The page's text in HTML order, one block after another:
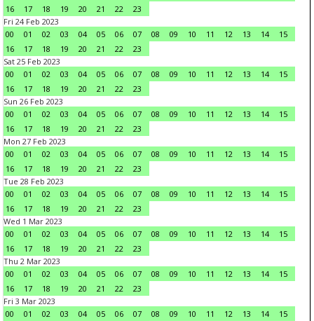
16
17 18 19 20 21 22
23
Fri 24 Feb 2023
00
01 02 03 04 05 06 07 08 09 10 11 12 13 14
15
16
17 18 19 20 21 22
23
Sat 25 Feb 2023
00
01 02 03 04 05 06 07 08 09 10 11 12 13 14
15
16
17 18 19 20 21 22
23
Sun 26 Feb 2023
00
01 02 03 04 05 06 07 08 09 10 11 12 13 14
15
16
17 18 19 20 21 22
23
Mon 27 Feb 2023
00
01 02 03 04 05 06 07 08 09 10 11 12 13 14
15
16
17 18 19 20 21 22
23
Tue 28 Feb 2023
00
01 02 03 04 05 06 07 08 09 10 11 12 13 14
15
16
17 18 19 20 21 22
23
Wed 1 Mar 2023
00
01 02 03 04 05 06 07 08 09 10 11 12 13 14
15
16
17 18 19 20 21 22
23
Thu 2 Mar 2023
00
01 02 03 04 05 06 07 08 09 10 11 12 13 14
15
16
17 18 19 20 21 22
23
Fri 3 Mar 2023
00
01 02 03 04 05 06 07 08 09 10 11 12 13 14
15